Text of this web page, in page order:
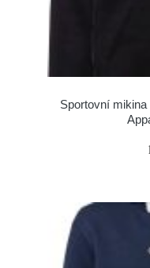
Sportovní mikina